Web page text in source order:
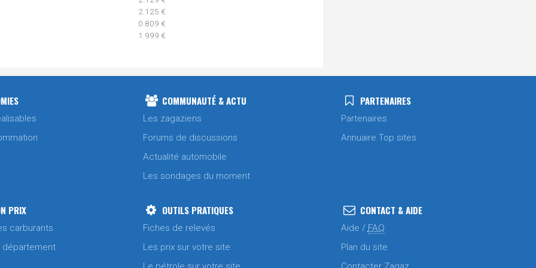
2.125 €
0.809 €
1.999 €
2.109 €
0.809 €
1.999 €
0.809 €
2.089 €
2.089 €
COMMUNAUTÉ & ACTU
Les zagaziens
Forums de discussions
Actualité automobile
Les sondages du moment
PARTENAIRES
Partenaires
Annuaire Top sites
PRIX
carburants
département
OUTILS PRATIQUES
Fiches de relevés
Les prix sur votre site
CONTACT & AIDE
Aide / FAQ
Plan du site